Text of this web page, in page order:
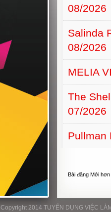
08/2026
Salinda
08/2026
MELIA
The
07/2026
Pullman
Bài đăng Mới hơn
Copyright 2014 TUYỂN DỤNG VIỆC